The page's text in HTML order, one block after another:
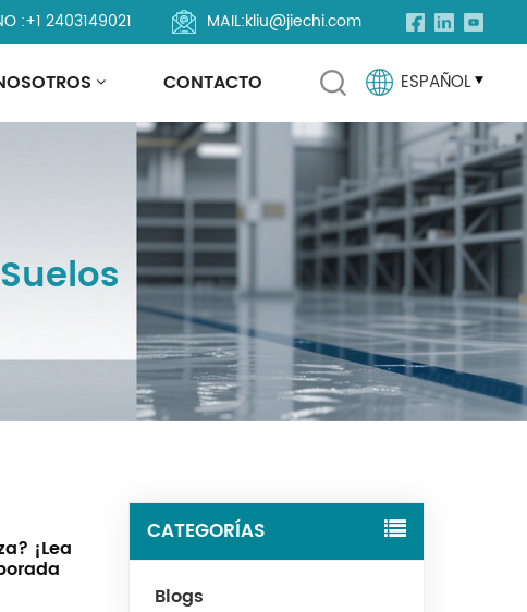
:+1 2403149021 MAIL:kliu@jiechi.com
CONTACTO ESPAÑOL
English
Français
Русский
Español
Português
العربية
Tiếng Việt
CATEGORÍAS
Blogs
¡Lea